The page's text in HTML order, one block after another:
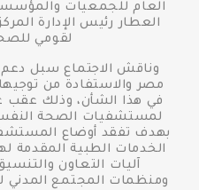
العام للجمعيات
العطار رئيس الإدارة
لقومي
وناقش الاجتماع سبل
مصر والاستفادة من
في هذا الشأن، وذلك عقب
لمستشفيات الصحة
بهدف تفقد أوضاع
الخدمات الطبية
آليات التعاون
ومنظمات المجتمع المدني